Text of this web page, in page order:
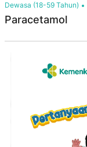
Dewasa (18-59 Tahun)
Paracetamol